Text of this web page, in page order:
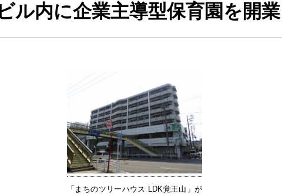
ル内に企業主導型保育園を開業
「まちのツリーハウス LDK覚王山」が